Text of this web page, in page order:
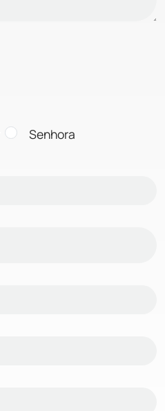
Senhora